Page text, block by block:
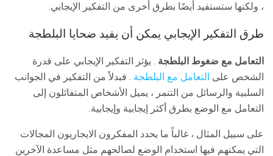
، ولكنها ستستفيد أيضًا بطرق أخرى من التفكير الإيجابي.
طرق التفكير الإيجابي يمكن أن يفيد ضحايا البلطجة
التعامل مع ضغوط البلطجة . يؤثر التفكير الإيجابي على قدرة
الشخص على التعامل مع البلطجة . فبدلاً من التفكير في الجوانب
السلبية والرسائل من التنمر ، يميل الأشخاص المتفائلون إلى
التعامل مع الوضع بطرق أكثر إيجابية وإيجابية.
على سبيل المثال ، غالباً ما يحدد المفكرون الايجاريون المجالات
التي يمكنهم فيها استخدام الوضع لصالحهم مثل مساعدة الآخرين